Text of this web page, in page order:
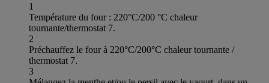
1
Température du four : 220°C/200 °C chaleur
tournante/thermostat 7.
2
Préchauffez le four à 220°C/200°C chaleur tournante /
thermostat 7.
3